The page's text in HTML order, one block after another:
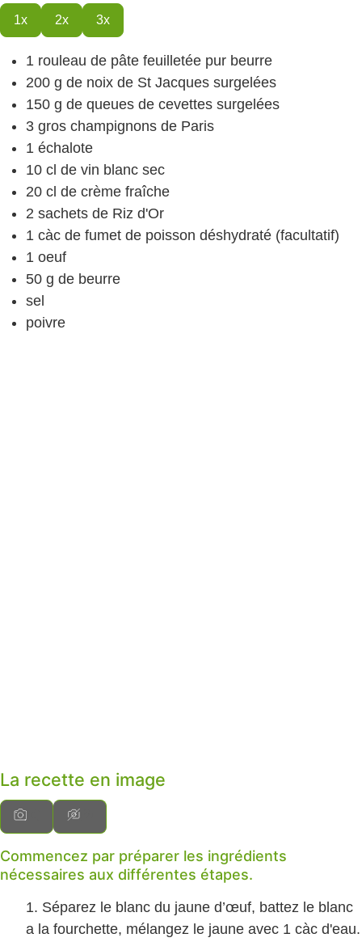
1x 2x 3x
1 rouleau de pâte feuilletée pur beurre
200 g de noix de St Jacques surgelées
150 g de queues de cevettes surgelées
3 gros champignons de Paris
1 échalote
10 cl de vin blanc sec
20 cl de crème fraîche
2 sachets de Riz d'Or
1 càc de fumet de poisson déshydraté (facultatif)
1 oeuf
50 g de beurre
sel
poivre
La recette en image
Commencez par préparer les ingrédients
nécessaires aux différentes étapes.
Séparez le blanc du jaune d’œuf, battez le blanc
a la fourchette, mélangez le jaune avec 1 càc d'eau.